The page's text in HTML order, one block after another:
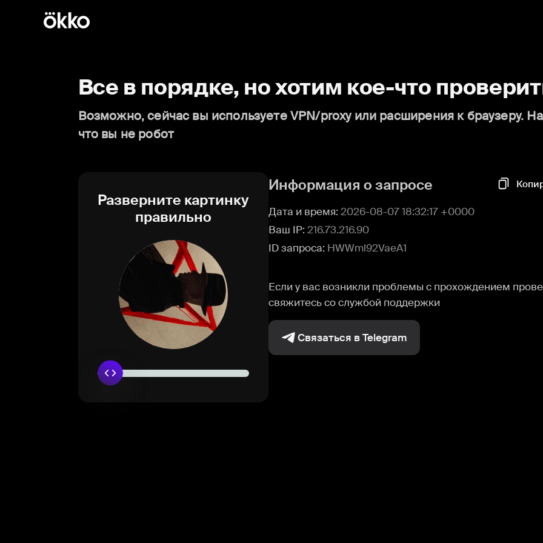
Все в порядке, но хотим кое-что
Возможно, сейчас вы используете VPN/proxy или расширения к браузеру.
что вы не робот
Разверните картинку
правильно
Информация о запросе
Дата и время: 2026-08-07 18:32:17 +0000
Ваш IP: 216.73.216.90
ID запроса: HWWml92VaeA1
Если у вас возникли проблемы с прохождением
свяжитесь со службой поддержки
Связаться в Telegram